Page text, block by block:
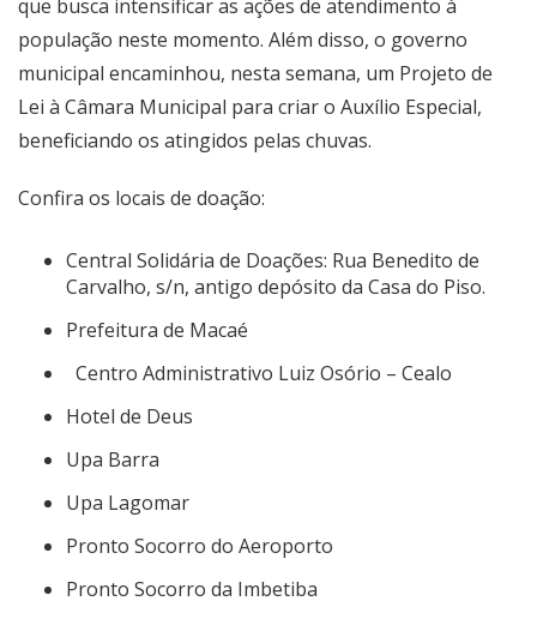
que busca intensificar as ações de atendimento à
população neste momento. Além disso, o governo
municipal encaminhou, nesta semana, um Projeto de
Lei à Câmara Municipal para criar o Auxílio Especial,
beneficiando os atingidos pelas chuvas.
Confira os locais de doação:
Central Solidária de Doações: Rua Benedito de
Carvalho, s/n, antigo depósito da Casa do Piso.
Prefeitura de Macaé
Centro Administrativo Luiz Osório – Cealo
Hotel de Deus
Upa Barra
Upa Lagomar
Pronto Socorro do Aeroporto
Pronto Socorro da Imbetiba